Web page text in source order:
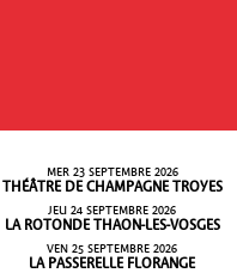
MER 23 SEPTEMBRE 2026
THÉÂTRE DE CHAMPAGNE TROYES
JEU 24 SEPTEMBRE 2026
LA ROTONDE THAON-LES-VOSGES
VEN 25 SEPTEMBRE 2026
LA PASSERELLE FLORANGE